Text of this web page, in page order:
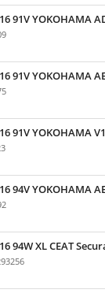
91V YOKOHAMA
91V YOKOHAMA
91V YOKOHAMA
94V YOKOHAMA
94W XL CEAT